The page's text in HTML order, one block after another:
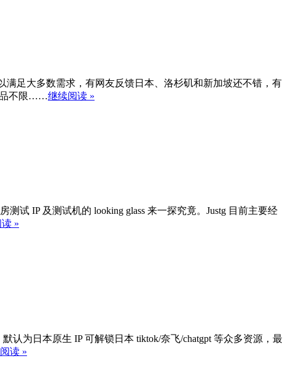
满足大多数需求，有网友反馈日本、洛杉矶和新加坡还不错，有
品不限……继续阅读 »
试 IP 及测试机的 looking glass 来一探究竟。Justg 目前主要经
»
认为日本原生 IP 可解锁日本 tiktok/奈飞/chatgpt 等众多资源，最
读 »